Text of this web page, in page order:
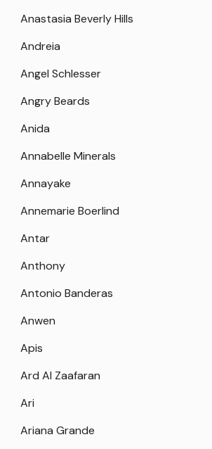
Anastasia Beverly Hills
Andreia
Angel Schlesser
Angry Beards
Anida
Annabelle Minerals
Annayake
Annemarie Boerlind
Antar
Anthony
Antonio Banderas
Anwen
Apis
Ard Al Zaafaran
Ari
Ariana Grande